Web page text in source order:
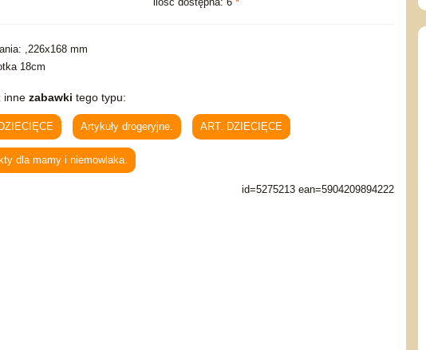
,226x168 mm
18cm
inne zabawki tego typu:
Artykuły drogeryjne. ART. DZIECIĘCE
dla mamy i niemowlaka.
id=5275213 ean=5904209894222